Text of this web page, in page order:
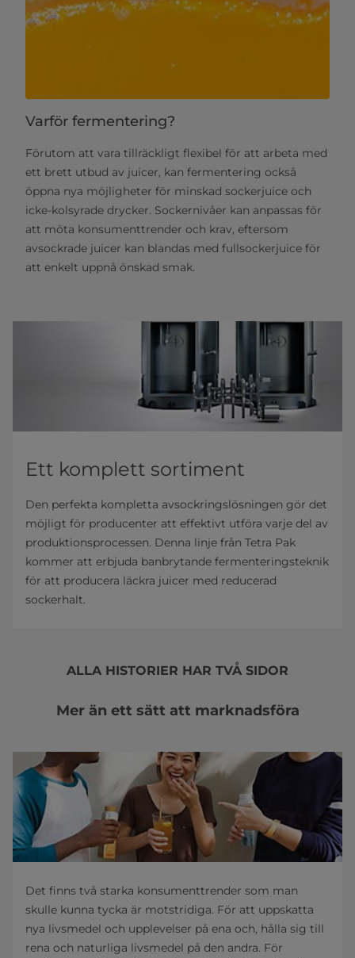
Varför fermentering?
Förutom att vara tillräckligt flexibel för att arbeta med
ett brett utbud av juicer, kan fermentering också
öppna nya möjligheter för minskad sockerjuice och
icke-kolsyrade drycker. Sockernivåer kan anpassas för
att möta konsumenttrender och krav, eftersom
avsockrade juicer kan blandas med fullsockerjuice för
att enkelt uppnå önskad smak.
Ett komplett sortiment
Den perfekta kompletta avsockringslösningen gör det
möjligt för producenter att effektivt utföra varje del av
produktionsprocessen. Denna linje från Tetra Pak
kommer att erbjuda banbrytande fermenteringsteknik
för att producera läckra juicer med reducerad
sockerhalt.
ALLA HISTORIER HAR TVÅ SIDOR
Mer än ett sätt att marknadsföra
Det finns två starka konsumenttrender som man
skulle kunna tycka är motstridiga. För att uppskatta
nya livsmedel och upplevelser på ena och, hålla sig till
rena och naturliga livsmedel på den andra. För